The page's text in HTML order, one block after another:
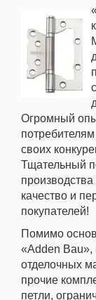
Огромный
своих
Тщательный
качество и
покупателей!
Помимо
«Adden Bau»,
отделочных
прочие
петли,